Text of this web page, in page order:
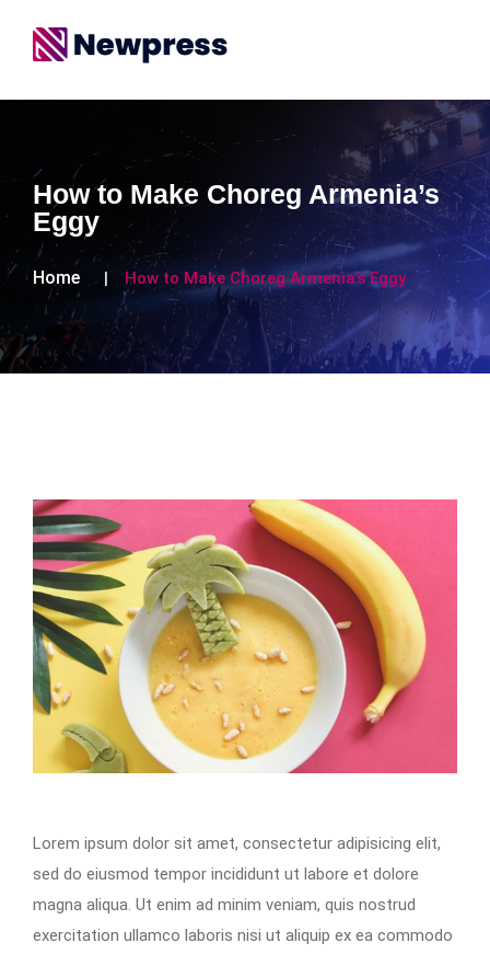
How to Make Choreg Armenia’s
Eggy
Home How to Make Choreg Armenia’s Eggy
Lorem ipsum dolor sit amet, consectetur adipisicing elit,
sed do eiusmod tempor incididunt ut labore et dolore
magna aliqua. Ut enim ad minim veniam, quis nostrud
exercitation ullamco laboris nisi ut aliquip ex ea commodo